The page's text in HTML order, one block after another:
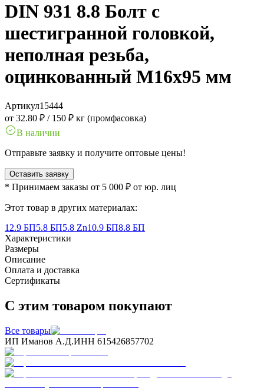
DIN 931 8.8 Болт с
шестигранной головкой,
неполная резьба,
оцинкованный M16x95 мм
Артикул15444
от 32.80 ₽ / 150 ₽ кг (промфасовка)
В наличии
Отправьте заявку и получите оптовые цены!
Оставить заявку
* Принимаем заказы от 5 000 ₽ от юр. лиц
Этот товар в других материалах:
12.9 БП5.8 БП5.8 Zn10.9 БП8.8 БП
Характеристики
Размеры
Описание
Оплата и доставка
Сертификаты
С этим товаром покупают
Все товары
ИП Иманов А.Д.ИНН 615426857702